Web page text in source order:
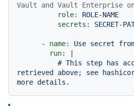
Vault and Vault Enterprise
role:
ROLE-NAME
secrets:
SECRET-
- name: Use secret
run:
retrieved above; see